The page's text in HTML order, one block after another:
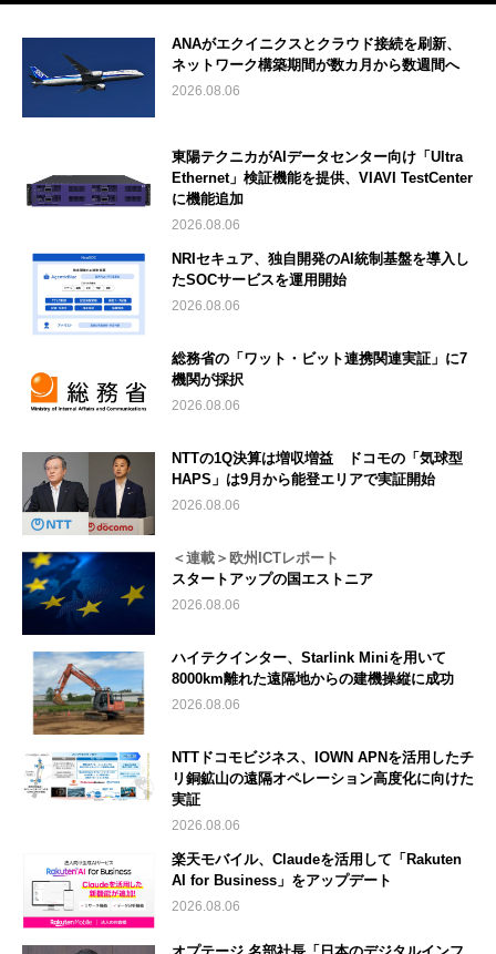
ANAがエクイニクスとクラウド接続を刷新、
ネットワーク構築期間が数カ月から数週間へ
2026.08.06
東陽テクニカがAIデータセンター向け「Ultra
Ethernet」検証機能を提供、VIAVI TestCenter
に機能追加
2026.08.06
NRIセキュア、独自開発のAI統制基盤を導入し
たSOCサービスを運用開始
2026.08.06
総務省の「ワット・ビット連携関連実証」に7
機関が採択
2026.08.06
NTTの1Q決算は増収増益 ドコモの「気球型
HAPS」は9月から能登エリアで実証開始
2026.08.06
＜連載＞欧州ICTレポート
スタートアップの国エストニア
2026.08.06
ハイテクインター、Starlink Miniを用いて
8000km離れた遠隔地からの建機操縦に成功
2026.08.06
NTTドコモビジネス、IOWN APNを活用したチ
リ銅鉱山の遠隔オペレーション高度化に向けた
実証
2026.08.06
楽天モバイル、Claudeを活用して「Rakuten
AI for Business」をアップデート
2026.08.06